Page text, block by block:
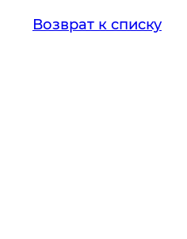
Возврат к списку